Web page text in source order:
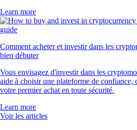
Learn more
Comment acheter et investir dans les
bien débuter
Vous envisagez d'investir dans les
aide à choisir une plateforme de confiance,
votre premier achat en toute sécurité.
Learn more
Voir les articles